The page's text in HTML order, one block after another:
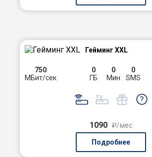
Гейминг XXL
750
МБит/сек
0
ГБ
0
Мин
0
SMS
1090 ₽/мес
Подробнее